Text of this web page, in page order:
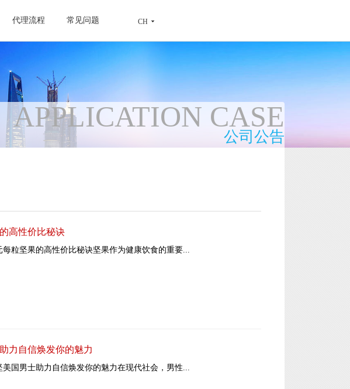
代理流程
常见问题
CH
APPLICATION CASE
公司公告
高性价比秘诀
每粒坚果的高性价比秘诀坚果作为健康饮食的重要...
力自信焕发你的魅力
美国男士助力自信焕发你的魅力在现代社会，男性...